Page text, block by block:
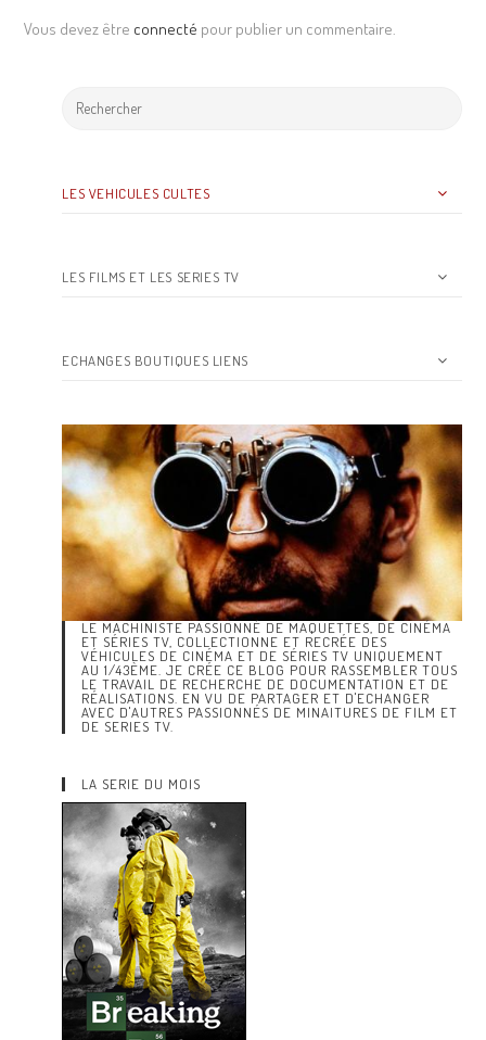
Vous devez être connecté pour publier un commentaire.
LES VEHICULES CULTES
LES FILMS ET LES SERIES TV
ECHANGES BOUTIQUES LIENS
LE MACHINISTE PASSIONNÉ DE MAQUETTES, DE CINÉMA
ET SÉRIES TV, COLLECTIONNE ET RECRÉE DES
VÉHICULES DE CINÉMA ET DE SÉRIES TV UNIQUEMENT
AU 1/43ÈME. JE CRÉE CE BLOG POUR RASSEMBLER TOUS
LE TRAVAIL DE RECHERCHE DE DOCUMENTATION ET DE
RÉALISATIONS. EN VU DE PARTAGER ET D'ECHANGER
AVEC D'AUTRES PASSIONNÉS DE MINAITURES DE FILM ET
DE SERIES TV.
LA SERIE DU MOIS